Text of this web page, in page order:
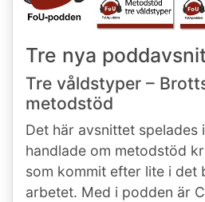
Tre nya
Tre våldstyper –
metodstöd
Det här avsnittet spelades
handlade om metodstöd
som kommit efter lite i
arbetet. Med i podden är